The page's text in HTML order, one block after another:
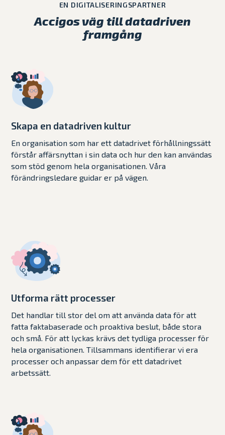
EN DIGITALISERINGSPARTNER
Accigos väg till datadriven
framgång
Skapa en datadriven kultur
En organisation som har ett datadrivet förhållningssätt
förstår affärsnyttan i sin data och hur den kan användas
som stöd genom hela organisationen. Våra
förändringsledare guidar er på vägen.
Utforma rätt processer
Det handlar till stor del om att använda data för att
fatta faktabaserade och proaktiva beslut, både stora
och små. För att lyckas krävs det tydliga processer för
hela organisationen. Tillsammans identifierar vi era
processer och anpassar dem för ett datadrivet
arbetssätt.